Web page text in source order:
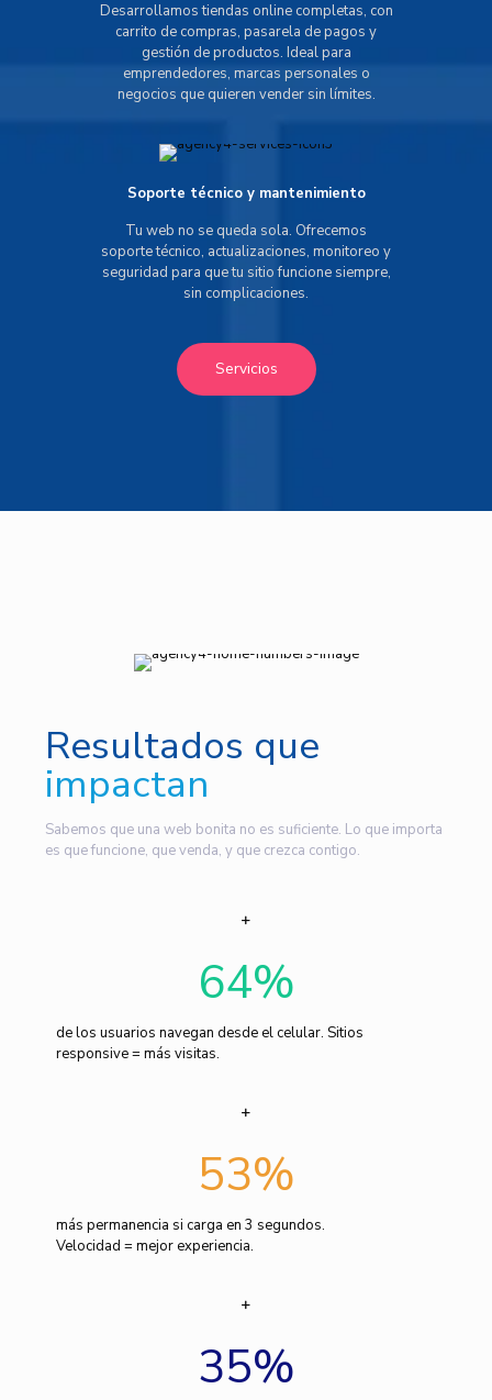
Desarrollamos tiendas online completas, con
carrito de compras, pasarela de pagos y
gestión de productos. Ideal para
emprendedores, marcas personales o
negocios que quieren vender sin límites.
Soporte técnico y mantenimiento
Tu web no se queda sola. Ofrecemos
soporte técnico, actualizaciones, monitoreo y
seguridad para que tu sitio funcione siempre,
sin complicaciones.
Servicios
Resultados que
impactan
Sabemos que una web bonita no es suficiente. Lo que importa
es que funcione, que venda, y que crezca contigo.
64%
de los usuarios navegan desde el celular. Sitios
responsive = más visitas.
53%
más permanencia si carga en 3 segundos.
Velocidad = mejor experiencia.
35%